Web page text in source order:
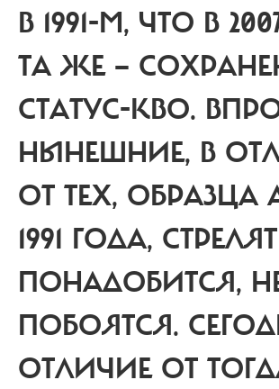
В 1991-М, ЧТО В
ТА ЖЕ —
СТАТУС-КВО.
НЫНЕШНИЕ, В
ОТ ТЕХ, ОБРАЗЦА
1991 ГОДА,
ПОНАДОБИТСЯ,
ПОБОЯТСЯ.
ОТЛИЧИЕ ОТ